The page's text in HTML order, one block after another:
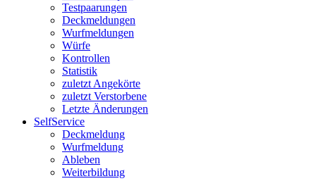
Testpaarungen
Deckmeldungen
Wurfmeldungen
Würfe
Kontrollen
Statistik
zuletzt Angekörte
zuletzt Verstorbene
Letzte Änderungen
SelfService
Deckmeldung
Wurfmeldung
Ableben
Weiterbildung